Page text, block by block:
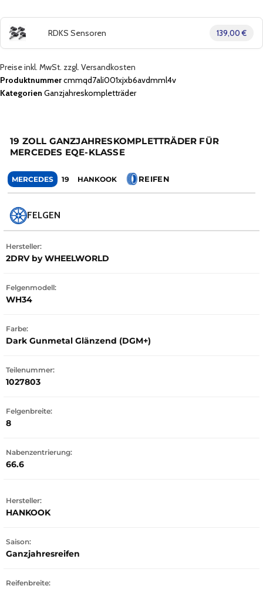
RDKS Sensoren 139,00 €
Preise inkl. MwSt. zzgl. Versandkosten
Produktnummercmmqd7ali001xjxb6avdmml4v
Kategorien Ganzjahreskompletträder
19 ZOLL GANZJAHRESKOMPLETTRÄDER FÜR
MERCEDES EQE-KLASSE
MERCEDES 19 HANKOOK REIFEN
FELGEN
Hersteller:
2DRV by WHEELWORLD
Felgenmodell:
WH34
Farbe:
Dark Gunmetal Glänzend (DGM+)
Teilenummer:
1027803
Felgenbreite:
8
Nabenzentrierung:
66.6
Hersteller:
HANKOOK
Saison:
Ganzjahresreifen
Reifenbreite: